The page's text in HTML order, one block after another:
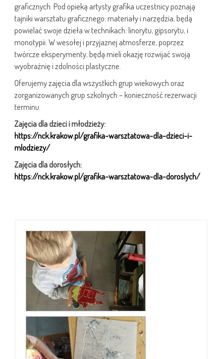
graficznych. Pod opieką artysty grafika uczestnicy poznają
tajniki warsztatu graficznego: materiały i narzędzia, będą
powielać swoje dzieła w technikach: linorytu, gipsorytu, i
monotypii. W wesołej i przyjaznej atmosferze, poprzez
twórcze eksperymenty, będą mieli okazję rozwijać swoją
wyobraźnię i zdolności plastyczne.
Oferujemy zajęcia dla wszystkich grup wiekowych oraz
zorganizowanych grup szkolnych – konieczność rezerwacji
terminu.
Zajęcia dla dzieci i młodzieży:
https://nck.krakow.pl/grafika-warsztatowa-dla-dzieci-i-
mlodziezy/
Zajęcia dla dorosłych:
https://nck.krakow.pl/grafika-warsztatowa-dla-doroslych/